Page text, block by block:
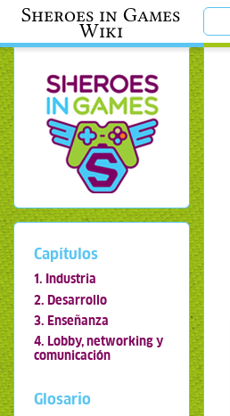
Sheroes in Games
Wiki
Capítulos
1. Industria
2. Desarrollo
3. Enseñanza
4. Lobby, networking y
comunicación
Glosario